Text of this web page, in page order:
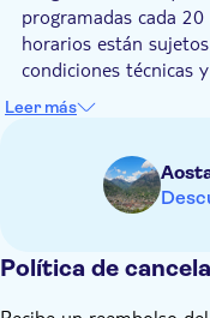
condiciones
tour en caso de lluvia o
programadas cada
horarios están
condiciones técnicas
El horario de comida
también recibirás el
El tour requiere un
Leer más
Política de